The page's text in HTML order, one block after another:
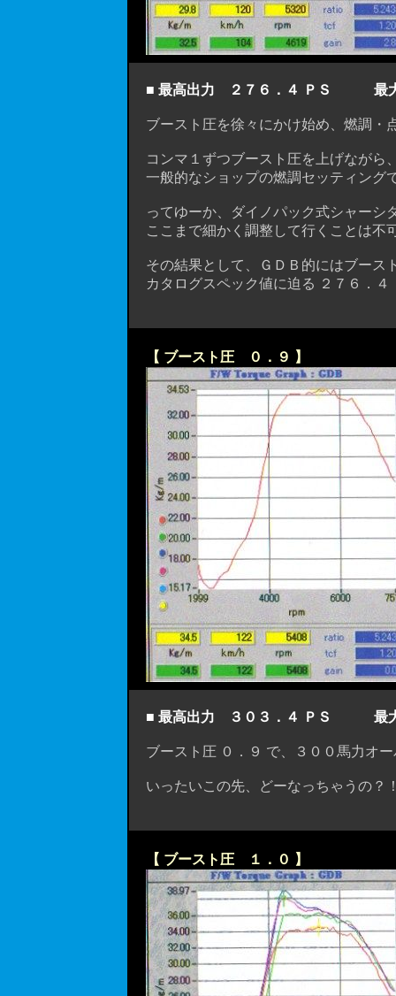
■ 最高出力 ２７６．４ ＰＳ 最大
ブースト圧を徐々にかけ始め、燃調・
コンマ１ずつブースト圧を上げながら
一般的なショップの燃調セッティング
ってゆーか、ダイノパック式シャーシ
ここまで細かく調整して行くことは不
その結果として、ＧＤＢ的にはブース
カタログスペック値に迫る ２７６．４
【 ブースト圧 ０．９ 】
■ 最高出力 ３０３．４ ＰＳ 最大
ブースト圧 ０．９ で、３００馬力オ
いったいこの先、どーなっちゃうの？
【 ブースト圧 １．０ 】